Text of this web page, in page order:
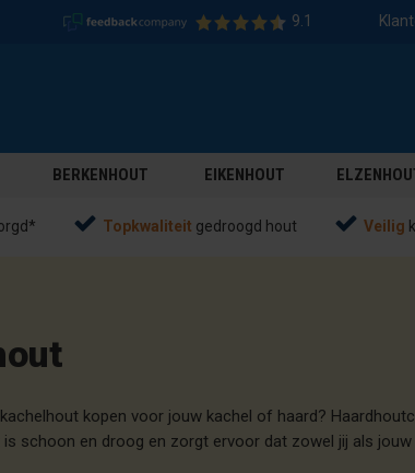
9.1
BERKENHOUT EIKENHOUT
Topkwaliteit gedroogd hout Veilig
kopen voor jouw kachel of haard?
schoon en droog en zorgt ervoor dat zowel jij als